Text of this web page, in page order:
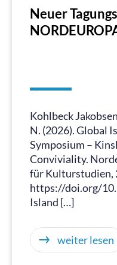
Neuer
Kohlbeck
N. (2026). Global
Symposium –
Conviviality.
für Kulturstudien,
https://doi.org/
Island […]
weiter lesen